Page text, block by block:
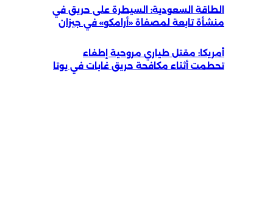
الطاقة السعودية: السيطرة على حريق في
منشأة تابعة لمصفاة «أرامكو» في جيزان
أمريكا: مقتل طياري مروحية إطفاء
تحطمت أثناء مكافحة حريق غابات في يوتا